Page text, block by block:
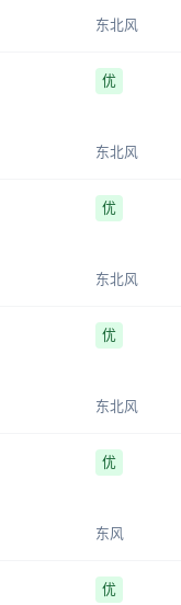
东北风
优
东北风
优
东北风
优
东北风
优
东风
优